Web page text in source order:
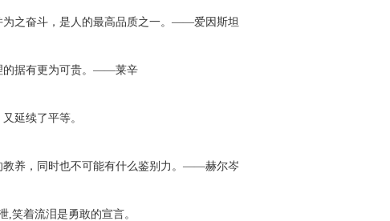
为之奋斗，是人的最高品质之一。——爱因斯坦
的据有更为可贵。——莱辛
延续了平等。
教养，同时也不可能有什么鉴别力。——赫尔岑
,笑着流泪是勇敢的宣言。